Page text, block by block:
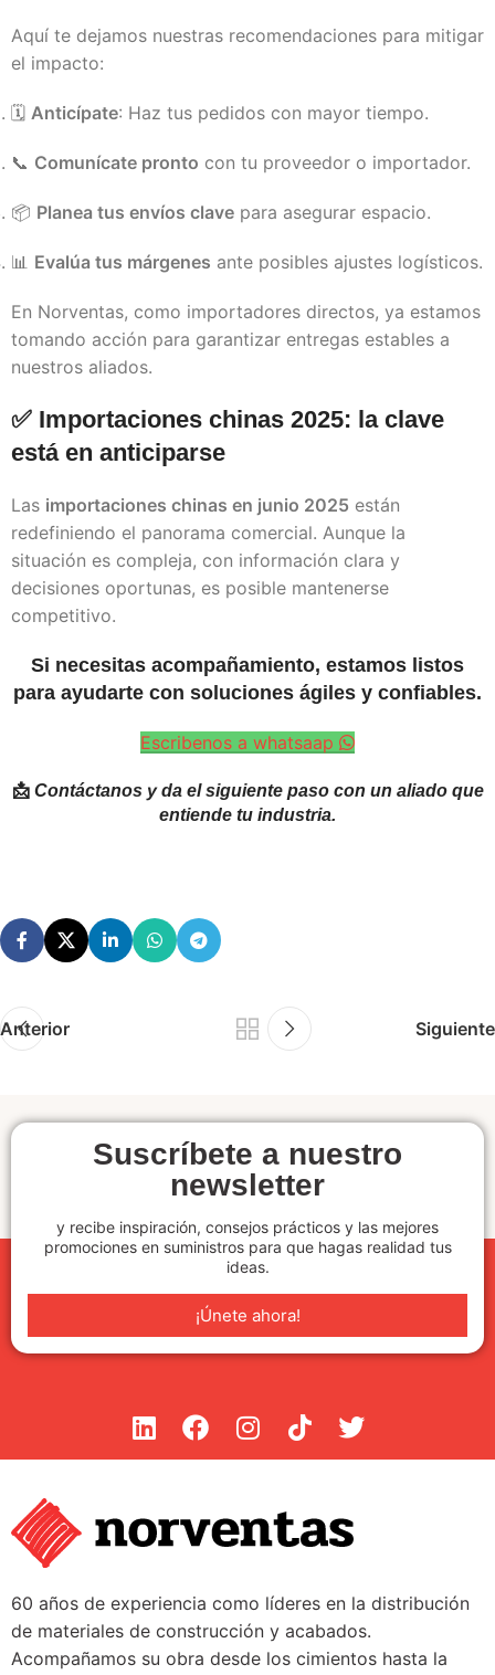
Aquí te dejamos nuestras recomendaciones para mitigar
el impacto:
🗓 Anticípate: Haz tus pedidos con mayor tiempo.
📞 Comunícate pronto con tu proveedor o importador.
📦 Planea tus envíos clave para asegurar espacio.
📊 Evalúa tus márgenes ante posibles ajustes logísticos.
En Norventas, como importadores directos, ya estamos
tomando acción para garantizar entregas estables a
nuestros aliados.
✅ Importaciones chinas 2025: la clave
está en anticiparse
Las importaciones chinas en junio 2025 están
redefiniendo el panorama comercial. Aunque la
situación es compleja, con información clara y
decisiones oportunas, es posible mantenerse
competitivo.
Si necesitas acompañamiento, estamos listos
para ayudarte con soluciones ágiles y confiables.
Escribenos a whatsaap
📩 Contáctanos y da el siguiente paso con un aliado que
entiende tu industria.
Anterior Siguiente
Suscríbete a nuestro
newsletter
y recibe inspiración, consejos prácticos y las mejores
promociones en suministros para que hagas realidad tus
ideas.
¡Únete ahora!
60 años de experiencia como líderes en la distribución
de materiales de construcción y acabados.
Acompañamos su obra desde los cimientos hasta la